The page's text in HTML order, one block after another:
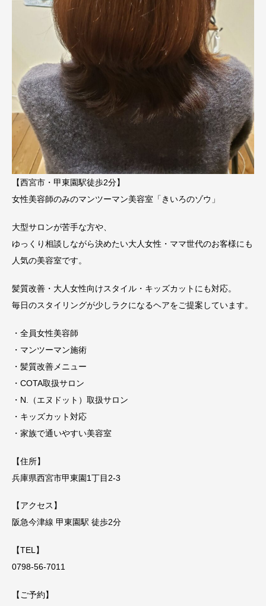
【西宮市・甲東園駅徒歩2分】
女性美容師のみのマンツーマン美容室「きいろのゾウ」
大型サロンが苦手な方や、
ゆっくり相談しながら決めたい大人女性・ママ世代のお客様にも
人気の美容室です。
髪質改善・大人女性向けスタイル・キッズカットにも対応。
毎日のスタイリングが少しラクになるヘアをご提案しています。
・全員女性美容師
・マンツーマン施術
・髪質改善メニュー
・COTA取扱サロン
・N.（エヌドット）取扱サロン
・キッズカット対応
・家族で通いやすい美容室
【住所】
兵庫県西宮市甲東園1丁目2-3
【アクセス】
阪急今津線 甲東園駅 徒歩2分
【TEL】
0798-56-7011
【ご予約】